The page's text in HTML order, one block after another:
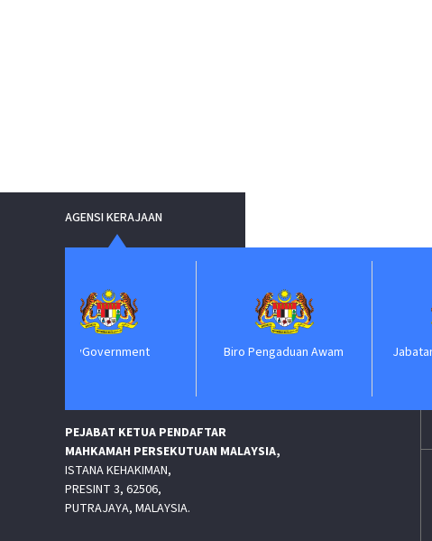
AGENSI KERAJAAN
Biro Pengaduan Awam Jabatan Perdana
PEJABAT KETUA PENDAFTAR
MAHKAMAH PERSEKUTUAN MALAYSIA,
ISTANA KEHAKIMAN,
PRESINT 3, 62506,
PUTRAJAYA, MALAYSIA.